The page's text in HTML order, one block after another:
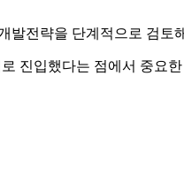
발전략을 단계적으로 검토
진입했다는 점에서 중요